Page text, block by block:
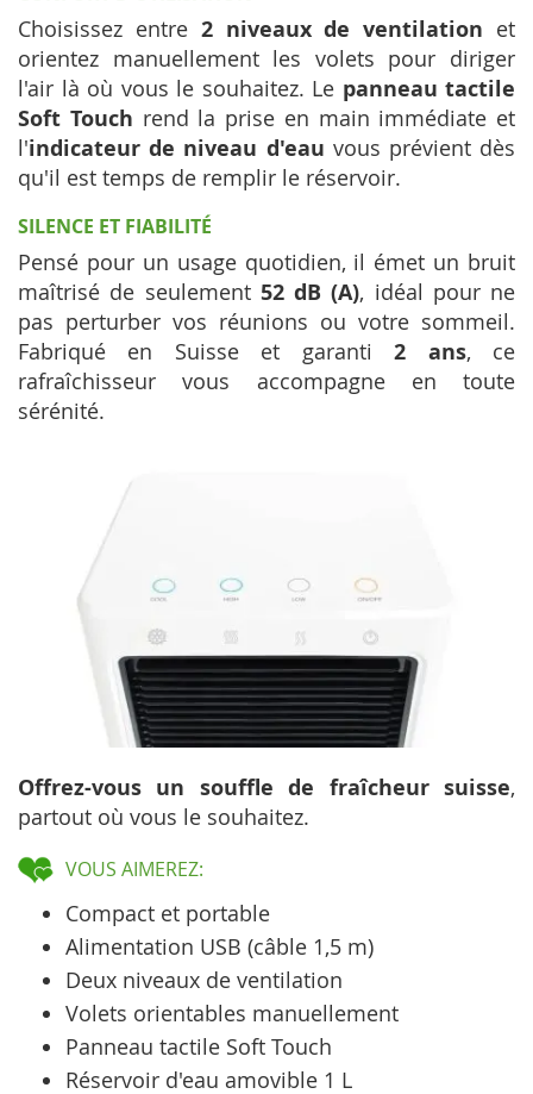
Choisissez entre 2 niveaux de ventilation et
orientez manuellement les volets pour diriger
l'air là où vous le souhaitez. Le panneau tactile
Soft Touch rend la prise en main immédiate et
l'indicateur de niveau d'eau vous prévient dès
qu'il est temps de remplir le réservoir.
SILENCE ET FIABILITÉ
Pensé pour un usage quotidien, il émet un bruit
maîtrisé de seulement 52 dB (A), idéal pour ne
pas perturber vos réunions ou votre sommeil.
Fabriqué en Suisse et garanti2 ans, ce
rafraîchisseur vous accompagne en toute
sérénité.
Offrez-vous un souffle de fraîcheur suisse,
partout où vous le souhaitez.
VOUS AIMEREZ:
Compact et portable
Alimentation USB (câble 1,5 m)
Deux niveaux de ventilation
Volets orientables manuellement
Panneau tactile Soft Touch
Réservoir d'eau amovible 1 L